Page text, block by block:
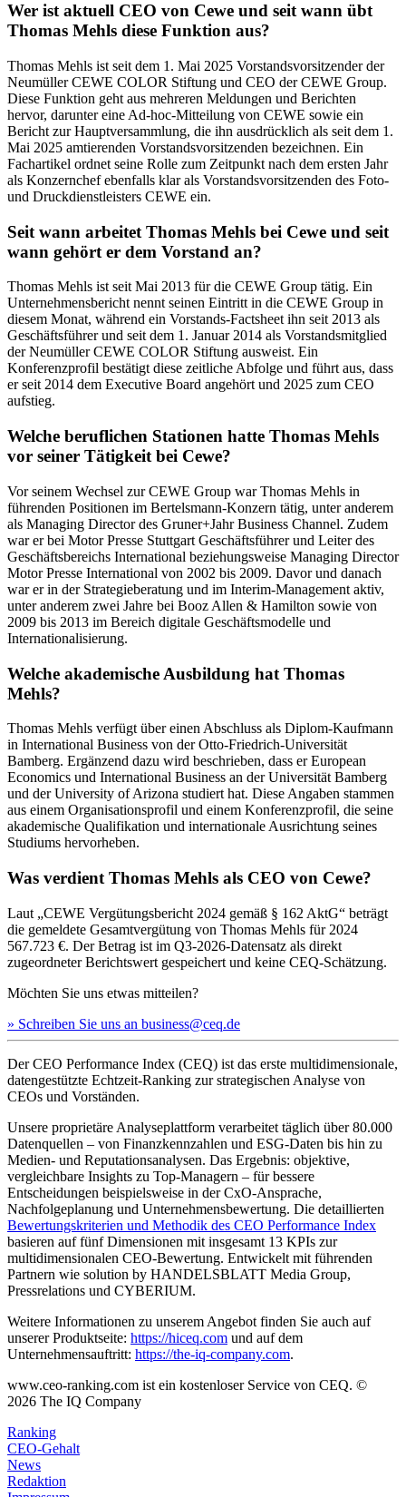
Wer ist aktuell CEO von Cewe und seit wann übt
Thomas Mehls diese Funktion aus?
Thomas Mehls ist seit dem 1. Mai 2025 Vorstandsvorsitzender der
Neumüller CEWE COLOR Stiftung und CEO der CEWE Group.
Diese Funktion geht aus mehreren Meldungen und Berichten
hervor, darunter eine Ad-hoc-Mitteilung von CEWE sowie ein
Bericht zur Hauptversammlung, die ihn ausdrücklich als seit dem 1.
Mai 2025 amtierenden Vorstandsvorsitzenden bezeichnen. Ein
Fachartikel ordnet seine Rolle zum Zeitpunkt nach dem ersten Jahr
als Konzernchef ebenfalls klar als Vorstandsvorsitzenden des Foto-
und Druckdienstleisters CEWE ein.
Seit wann arbeitet Thomas Mehls bei Cewe und seit
wann gehört er dem Vorstand an?
Thomas Mehls ist seit Mai 2013 für die CEWE Group tätig. Ein
Unternehmensbericht nennt seinen Eintritt in die CEWE Group in
diesem Monat, während ein Vorstands-Factsheet ihn seit 2013 als
Geschäftsführer und seit dem 1. Januar 2014 als Vorstandsmitglied
der Neumüller CEWE COLOR Stiftung ausweist. Ein
Konferenzprofil bestätigt diese zeitliche Abfolge und führt aus, dass
er seit 2014 dem Executive Board angehört und 2025 zum CEO
aufstieg.
Welche beruflichen Stationen hatte Thomas Mehls
vor seiner Tätigkeit bei Cewe?
Vor seinem Wechsel zur CEWE Group war Thomas Mehls in
führenden Positionen im Bertelsmann-Konzern tätig, unter anderem
als Managing Director des Gruner+Jahr Business Channel. Zudem
war er bei Motor Presse Stuttgart Geschäftsführer und Leiter des
Geschäftsbereichs International beziehungsweise Managing Director
Motor Presse International von 2002 bis 2009. Davor und danach
war er in der Strategieberatung und im Interim-Management aktiv,
unter anderem zwei Jahre bei Booz Allen & Hamilton sowie von
2009 bis 2013 im Bereich digitale Geschäftsmodelle und
Internationalisierung.
Welche akademische Ausbildung hat Thomas
Mehls?
Thomas Mehls verfügt über einen Abschluss als Diplom-Kaufmann
in International Business von der Otto-Friedrich-Universität
Bamberg. Ergänzend dazu wird beschrieben, dass er European
Economics und International Business an der Universität Bamberg
und der University of Arizona studiert hat. Diese Angaben stammen
aus einem Organisationsprofil und einem Konferenzprofil, die seine
akademische Qualifikation und internationale Ausrichtung seines
Studiums hervorheben.
Was verdient Thomas Mehls als CEO von Cewe?
Laut „CEWE Vergütungsbericht 2024 gemäß § 162 AktG“ beträgt
die gemeldete Gesamtvergütung von Thomas Mehls für 2024
567.723 €. Der Betrag ist im Q3-2026-Datensatz als direkt
zugeordneter Berichtswert gespeichert und keine CEQ-Schätzung.
Möchten Sie uns etwas mitteilen?
» Schreiben Sie uns an business@ceq.de
Der CEO Performance Index (CEQ) ist das erste multidimensionale,
datengestützte Echtzeit-Ranking zur strategischen Analyse von
CEOs und Vorständen.
Unsere proprietäre Analyseplattform verarbeitet täglich über 80.000
Datenquellen – von Finanzkennzahlen und ESG-Daten bis hin zu
Medien- und Reputationsanalysen. Das Ergebnis: objektive,
vergleichbare Insights zu Top-Managern – für bessere
Entscheidungen beispielsweise in der CxO-Ansprache,
Nachfolgeplanung und Unternehmensbewertung. Die detaillierten
Bewertungskriterien und Methodik des CEO Performance Index
basieren auf fünf Dimensionen mit insgesamt 13 KPIs zur
multidimensionalen CEO-Bewertung. Entwickelt mit führenden
Partnern wie solution by HANDELSBLATT Media Group,
Pressrelations und CYBERIUM.
Weitere Informationen zu unserem Angebot finden Sie auch auf
unserer Produktseite: https://hiceq.com und auf dem
Unternehmensauftritt: https://the-iq-company.com.
www.ceo-ranking.com ist ein kostenloser Service von CEQ. ©
2026 The IQ Company
Ranking
CEO-Gehalt
News
Redaktion